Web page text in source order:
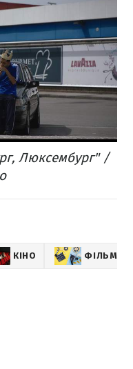
Люксембург" /
КІНО ФІЛЬМИ